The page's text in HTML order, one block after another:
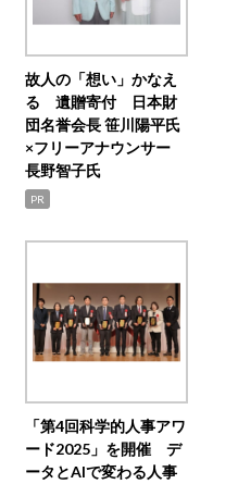
故人の「想い」かなえ
る 遺贈寄付 日本財
団名誉会長 笹川陽平氏
×フリーアナウンサー
長野智子氏
PR
「第4回科学的人事アワ
ード2025」を開催 デ
ータとAIで変わる人事